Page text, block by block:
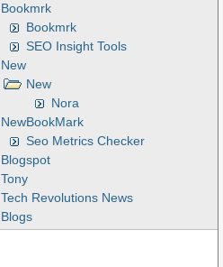
Bookmrk
Bookmrk
SEO Insight Tools
New
New
Nora
NewBookMark
Seo Metrics Checker
Blogspot
Tony
Tech Revolutions News
Blogs